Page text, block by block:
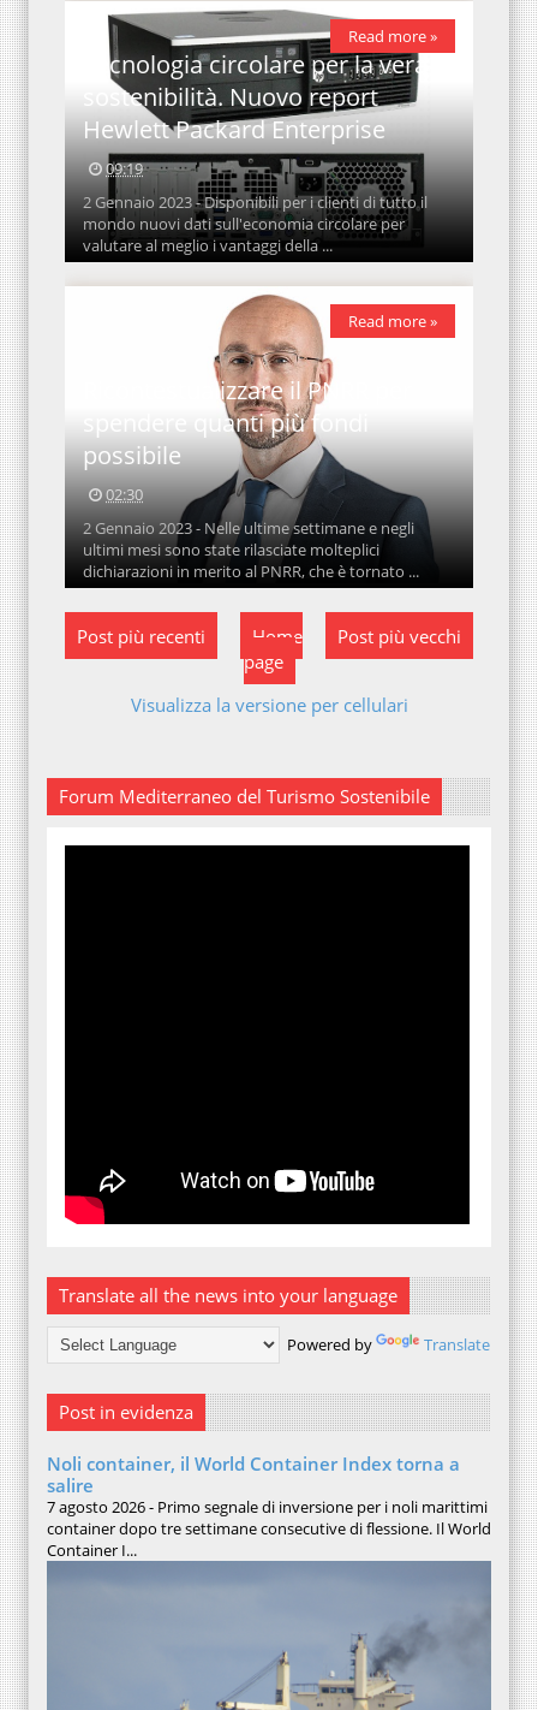
Tecnologia circolare per la vera
sostenibilità. Nuovo report
Hewlett Packard Enterprise
09:19
2 Gennaio 2023 - Disponibili per i clienti di tutto il
mondo nuovi dati sull'economia circolare per
valutare al meglio i vantaggi della ...
Read more »
Ricontestualizzare il PNRR per
spendere quanti più fondi
possibile
02:30
2 Gennaio 2023 - Nelle ultime settimane e negli
ultimi mesi sono state rilasciate molteplici
dichiarazioni in merito al PNRR, che è tornato ...
Read more »
Post più recenti Post più vecchi
Home
page
Visualizza la versione per cellulari
Forum Mediterraneo del Turismo Sostenibile
Translate all the news into your language
Powered by Translate
Post in evidenza
Noli container, il World Container Index torna a
salire
7 agosto 2026 - Primo segnale di inversione per i noli marittimi
container dopo tre settimane consecutive di flessione. Il World
Container I...